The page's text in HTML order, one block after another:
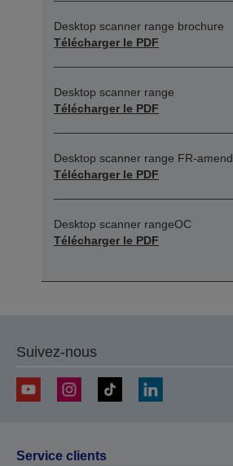
Desktop scanner range brochure
Télécharger le PDF
Desktop scanner range
Télécharger le PDF
Desktop scanner range FR-amend
Télécharger le PDF
Desktop scanner rangeOC
Télécharger le PDF
Suivez-nous
Service clients